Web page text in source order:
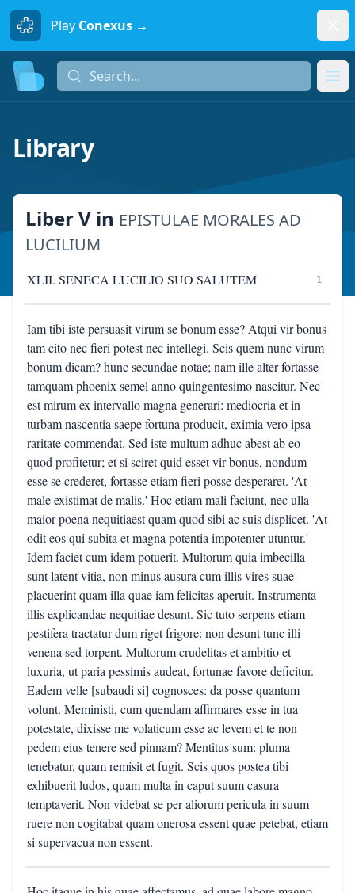
Play Conexus →
Search...
Library
Liber V in EPISTULAE MORALES AD
LUCILIUM
XLII. SENECA LUCILIO SUO SALUTEM 1
Iam tibi iste persuasit virum se bonum esse? Atqui vir bonus
tam cito nec fieri potest nec intellegi. Scis quem nunc virum
bonum dicam? hunc secundae notae; nam ille alter fortasse
tamquam phoenix semel anno quingentesimo nascitur. Nec
est mirum ex intervallo magna generari: mediocria et in
turbam nascentia saepe fortuna producit, eximia vero ipsa
raritate commendat. Sed iste multum adhuc abest ab eo
quod profitetur; et si sciret quid esset vir bonus, nondum
esse se crederet, fortasse etiam fieri posse desperaret. 'At
male existimat de malis.' Hoc etiam mali faciunt, nec ulla
maior poena nequitiaest quam quod sibi ac suis displicet. 'At
odit eos qui subita et magna potentia impotenter utuntur.'
Idem faciet cum idem potuerit. Multorum quia imbecilla
sunt latent vitia, non minus ausura cum illis vires suae
placuerint quam illa quae iam felicitas aperuit. Instrumenta
illis explicandae nequitiae desunt. Sic tuto serpens etiam
pestifera tractatur dum riget frigore: non desunt tunc illi
venena sed torpent. Multorum crudelitas et ambitio et
luxuria, ut paria pessimis audeat, fortunae favore deficitur.
Eadem velle [subaudi si] cognosces: da posse quantum
volunt. Meministi, cum quendam affirmares esse in tua
potestate, dixisse me volaticum esse ac levem et te non
pedem eius tenere sed pinnam? Mentitus sum: pluma
tenebatur, quam remisit et fugit. Scis quos postea tibi
exhibuerit ludos, quam multa in caput suum casura
temptaverit. Non videbat se per aliorum pericula in suum
ruere non cogitabat quam onerosa essent quae petebat, etiam
si supervacua non essent.